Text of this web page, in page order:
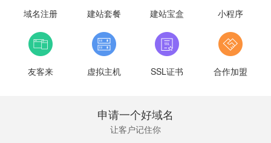
域名注册 建站套餐 建站宝盒 小程序
友客来 虚拟主机 SSL证书 合作加盟
申请一个好域名
让客户记住你